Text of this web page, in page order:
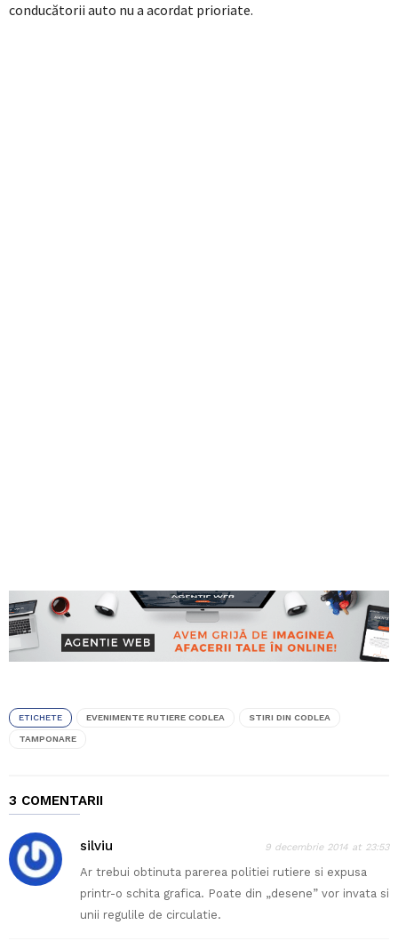
conducătorii auto nu a acordat prioriate.
ETICHETE EVENIMENTE RUTIERE CODLEA STIRI DIN CODLEA
TAMPONARE
3 COMENTARII
silviu 9 decembrie 2014 at 23:53
Ar trebui obtinuta parerea politiei rutiere si expusa
printr-o schita grafica. Poate din „desene” vor invata si
unii regulile de circulatie.